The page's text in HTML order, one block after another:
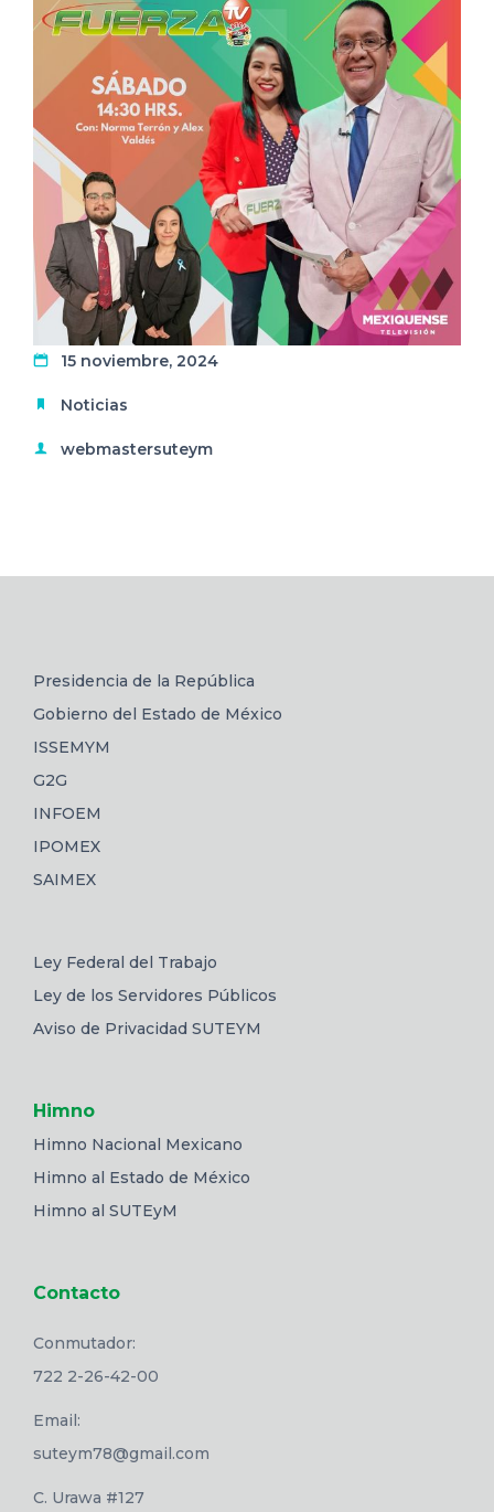
15 noviembre, 2024
Noticias
webmastersuteym
Presidencia de la República
Gobierno del Estado de México
ISSEMYM
G2G
INFOEM
IPOMEX
SAIMEX
Ley Federal del Trabajo
Ley de los Servidores Públicos
Aviso de Privacidad SUTEYM
Himno
Himno Nacional Mexicano
Himno al Estado de México
Himno al SUTEyM
Contacto
Conmutador:
722 2-26-42-00
Email:
suteym78@gmail.com
C. Urawa #127